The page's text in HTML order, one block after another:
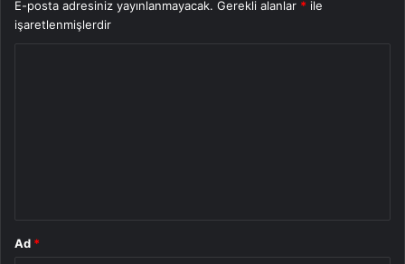
E-posta adresiniz yayınlanmayacak. Gerekli alanlar * ile
işaretlenmişlerdir
Ad *